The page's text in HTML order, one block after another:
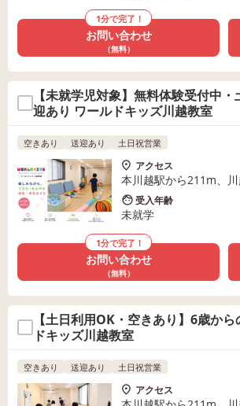
1分で完了！
お問い合わせ
（無料）
【未就学児対象】無料体験受付中
迎あり ワールドキッズ川越教室
空きあり 送迎あり 土日祝営業
アクセス
本川越駅から211m、
受入年齢
未就学
1分で完了！
お問い合わせ
（無料）
【土日利用OK・空きあり】6歳か
ドキッズ川越教室
空きあり 送迎あり 土日祝営業
アクセス